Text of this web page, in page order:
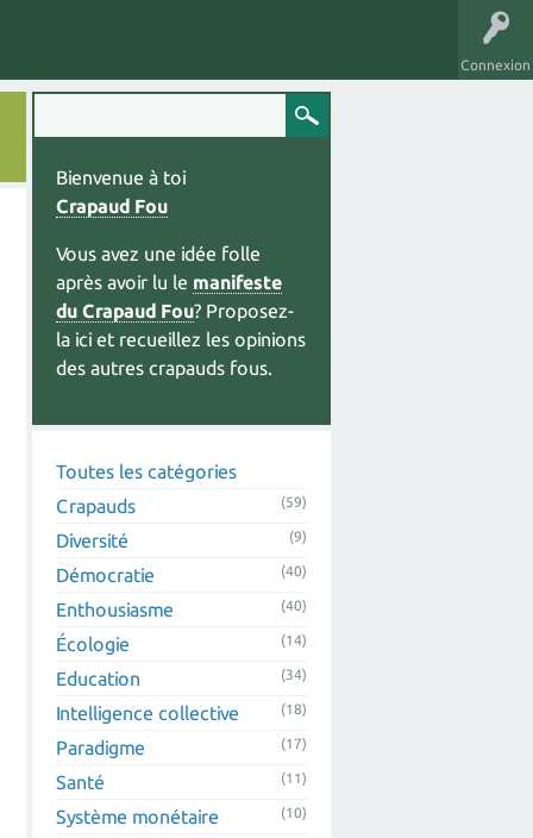
Connexion
Bienvenue à toi
Crapaud Fou
Vous avez une idée folle
après avoir lu le manifeste
du Crapaud Fou? Proposez-
la ici et recueillez les opinions
des autres crapauds fous.
Toutes les catégories
Crapauds
(59)
Diversité (9)
Démocratie (40)
Enthousiasme (40)
Écologie (14)
Education (34)
Intelligence collective (18)
Paradigme (17)
Santé (11)
Système monétaire (10)